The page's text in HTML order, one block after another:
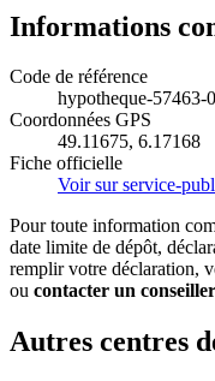
Informations
Code de référence
hypotheque-57463-
Coordonnées GPS
49.11675, 6.17168
Fiche officielle
Voir sur service-
Pour toute information
date limite de dépôt,
remplir votre déclaration,
ou contacter un
Autres centres